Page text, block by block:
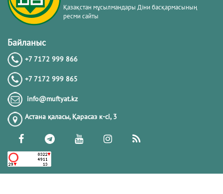
20.02.2026
20.02.2026
РАМАЗАН – РАХЫМ, КЕШІРІМ ЖӘНЕ
ТОЗАҚТАН ҚҰТЫЛУ АЙЫ
19.02.2026 7420
РАМАЗАН ҚАРСАҢЫНДАҒЫ
Қазақстан мұсылмандары Діни басқармасының
ресми сайты
Байланыс
+7 7172 999 866
+7 7172 999 865
info@muftyat.kz
Астана қаласы, Қарасаз к-сi, 3